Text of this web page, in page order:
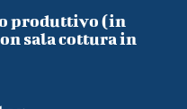
produttivo (in
sala cottura in